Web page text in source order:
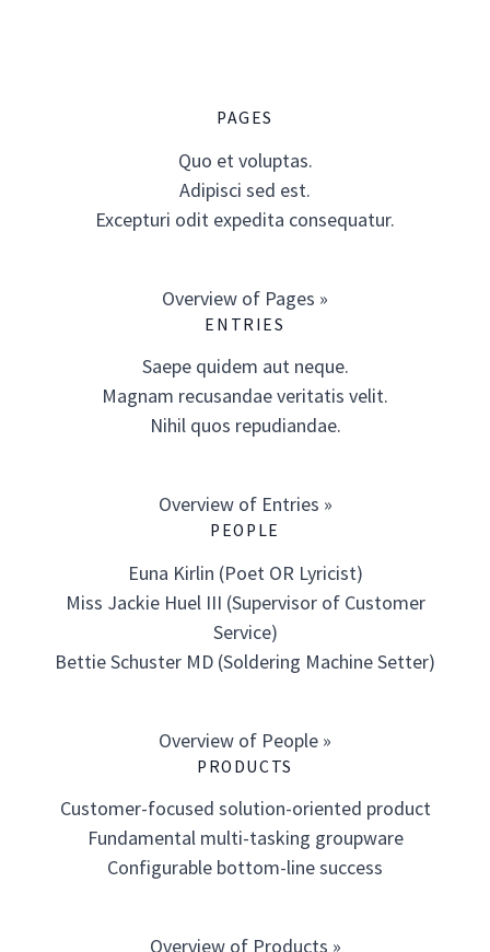
PAGES
Quo et voluptas.
Adipisci sed est.
Excepturi odit expedita consequatur.
Overview of Pages »
ENTRIES
Saepe quidem aut neque.
Magnam recusandae veritatis velit.
Nihil quos repudiandae.
Overview of Entries »
PEOPLE
Euna Kirlin (Poet OR Lyricist)
Miss Jackie Huel III (Supervisor of Customer
Service)
Bettie Schuster MD (Soldering Machine Setter)
Overview of People »
PRODUCTS
Customer-focused solution-oriented product
Fundamental multi-tasking groupware
Configurable bottom-line success
Overview of Products »